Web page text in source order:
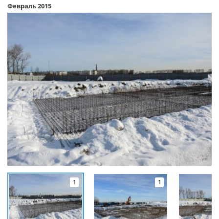
Февраль 2015
1 1